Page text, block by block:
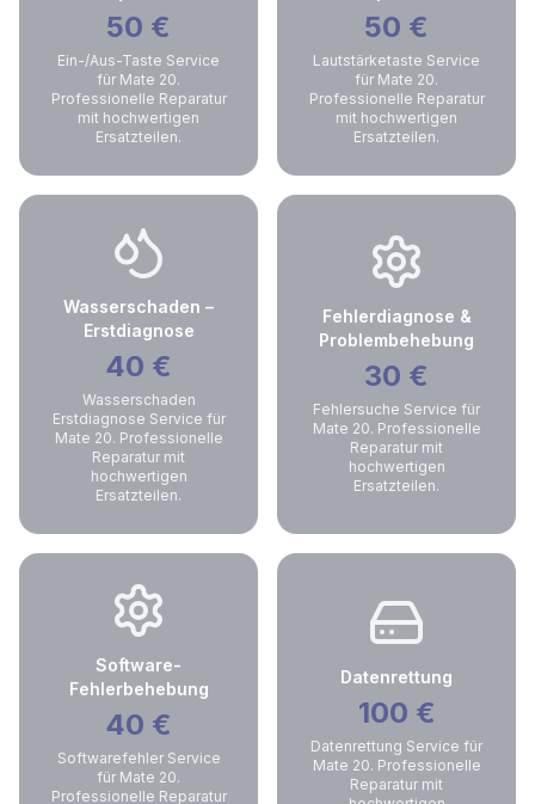
50 €
Ein-/Aus-Taste Service
für Mate 20.
Professionelle Reparatur
mit hochwertigen
Ersatzteilen.
50 €
Lautstärketaste Service
für Mate 20.
Professionelle Reparatur
mit hochwertigen
Ersatzteilen.
Wasserschaden –
Erstdiagnose
40 €
Wasserschaden
Erstdiagnose Service für
Mate 20. Professionelle
Reparatur mit
hochwertigen
Ersatzteilen.
Fehlerdiagnose &
Problembehebung
30 €
Fehlersuche Service für
Mate 20. Professionelle
Reparatur mit
hochwertigen
Ersatzteilen.
Software-
Fehlerbehebung
40 €
Softwarefehler Service
für Mate 20.
Professionelle Reparatur
Datenrettung
100 €
Datenrettung Service für
Mate 20. Professionelle
Reparatur mit